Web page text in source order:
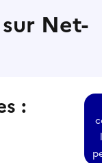
Net-
: et